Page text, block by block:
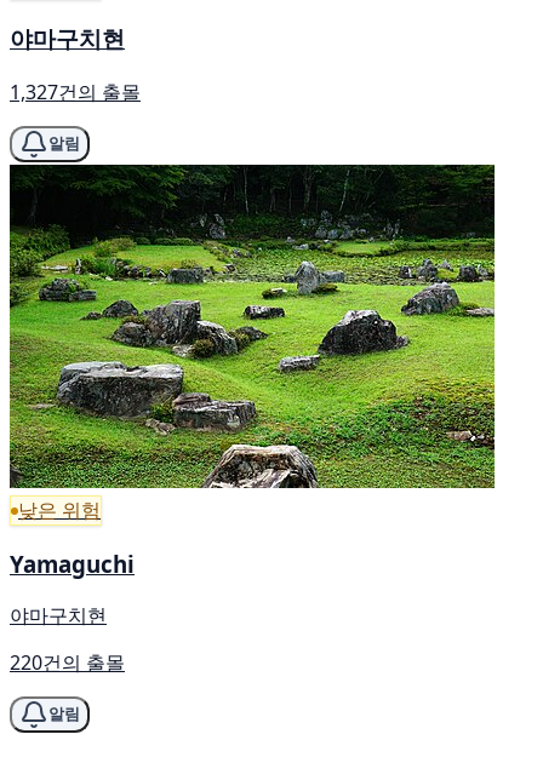
야마구치현
1,327건의 출몰
알림
낮은 위험
Yamaguchi
야마구치현
220건의 출몰
알림